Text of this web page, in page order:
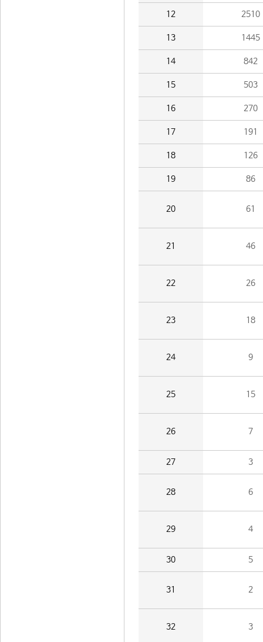
12 2510
13 1445
14 842
15 503
16 270
17 191
18 126
19 86
20 61
21 46
22 26
23 18
24 9
25 15
26 7
27 3
28 6
29 4
30 5
31 2
32 3